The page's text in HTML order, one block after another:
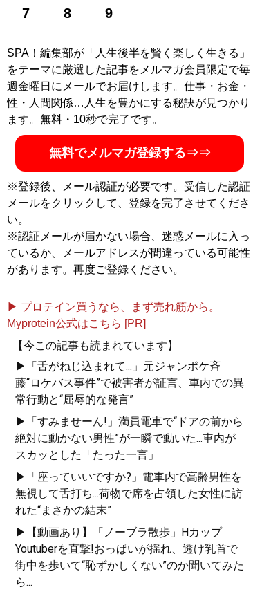
7 8 9
ンドーコバヤシと「松口VS小林」を結成。1995年に解
「第1回M-1グランプリ」準優勝、「第4回爆笑オンエア
バトル チャンピオン大会」優勝などの実績を重ねるが、
2014年にコンビを解散。著書『 芸人迷子 』
『芸人迷子
島田紳助、松本人志、千原
ジュニア、中川家、ケンド
ーコバヤシ、ブラックマヨ
ネーズ……笑いの傑物たち
「面白さ」と「悲しさ」を
綴った入魂の迷走録。
⇒試し読みも出来る！ ユウキロック著『芸人迷子』特設
サイト(http://www.fusosha.co.jp/special/geininmaigo/)
記事一覧へ
SPA！編集部が「人生後半を賢く楽しく生きる」
をテーマに厳選した記事をメルマガ会員限定で毎
週金曜日にメールでお届けします。仕事・お金・
性・人間関係…人生を豊かにする秘訣が見つかり
ます。無料・10秒で完了です。
無料でメルマガ登録する⇒⇒
※登録後、メール認証が必要です。受信した認証
メールをクリックして、登録を完了させてくださ
い。
※認証メールが届かない場合、迷惑メールに入っ
ているか、メールアドレスが間違っている可能性
があります。再度ご登録ください。
▶ プロテイン買うなら、まず売れ筋から。
Myprotein公式はこちら [PR]
【今この記事も読まれています】
▶「舌がねじ込まれて...」元ジャンポケ斉
藤“ロケバス事件”で被害者が証言、車内での異
常行動と“屈辱的な発言”
▶「すみませーん!」満員電車で“ドアの前から
絶対に動かない男性”が一瞬で動いた...車内が
スカッとした「たった一言」
▶「座っていいですか?」電車内で高齢男性を
無視して舌打ち...荷物で席を占領した女性に訪
れた“まさかの結末”
▶【動画あり】「ノーブラ散歩」Hカップ
Youtuberを直撃!おっぱいが揺れ、透け乳首で
街中を歩いて“恥ずかしくない”のか聞いてみた
ら...